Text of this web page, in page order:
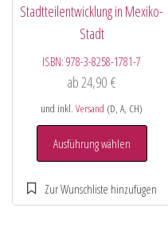
Stadtteilentwicklung in Mexiko-
Stadt
ISBN:978-3-8258-1781-7
ab24,90€
und inkl.Versand (D, A, CH)
Ausführung wählen